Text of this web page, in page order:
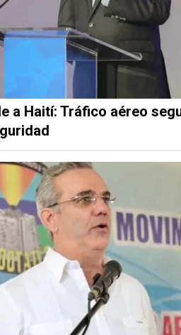
a Haití: Tráfico aéreo